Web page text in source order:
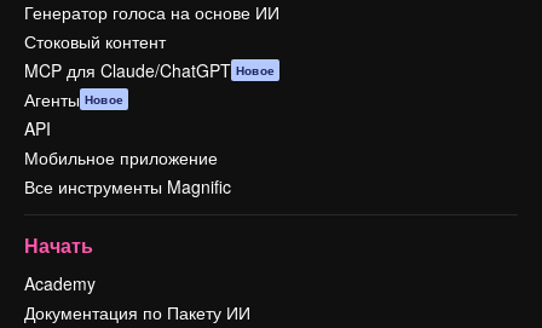
Генератор голоса на основе ИИ
Стоковый контент
MCP для Claude/ChatGPT Новое
Агенты Новое
API
Мобильное приложение
Все инструменты Magnific
Начать
Academy
Документация по Пакету ИИ